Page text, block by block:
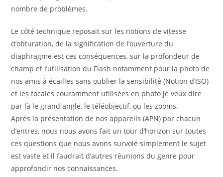
nombre de problèmes.
Le côté technique reposait sur les notions de vitesse
d’obturation, de la signification de l’ouverture du
diaphragme est ces conséquences, sur la profondeur de
champ et l’utilisation du Flash notamment pour la photo de
nos amis à écailles sans oublier la sensibilité (Notion d’ISO)
et les focales couramment utilisées en photo je veux dire
par là le grand angle, le téléobjectif, ou les zooms.
Après la présentation de nos appareils (APN) par chacun
d’entres, nous nous avons fait un tour d’horizon sur toutes
ces questions que nous avons survolé simplement le sujet
est vaste et il faudrait d’autres réunions du genre pour
approfondir nos connaissances.